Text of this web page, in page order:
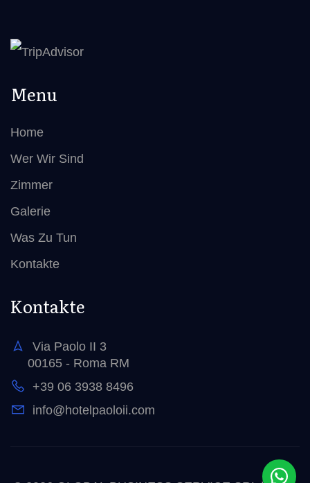
Menu
Home
Wer Wir Sind
Zimmer
Galerie
Was Zu Tun
Kontakte
Kontakte
Via Paolo II 3
00165 - Roma RM
+39 06 3938 8496
info@hotelpaoloii.com